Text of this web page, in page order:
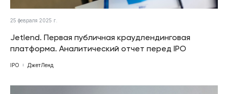
25 февраля 2025 г.
Jetlend. Первая публичная краудлендинговая
платформа. Аналитический отчет перед IPO
IPO ДжетЛенд